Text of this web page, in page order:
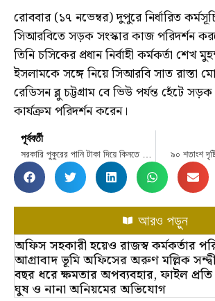
রোববার (১৭ নভেম্বর) দুপুরে নির্ধারিত
সিআরবিতে সড়ক সংস্কার কাজ পরিদর্শন
তিনি চসিকের প্রধান নির্বাহী কর্মকর্তা শেখ
ইসলামকে সঙ্গে নিয়ে সিআরবি সাত রাস্তা
রেডিসন ব্লু চট্টগ্রাম বে ভিউ পর্যন্ত হেঁটে
কার্যক্রম পরিদর্শন করেন।
পূর্ববর্তী
৯০ শতাংশ
আরও পড়ুন
অফিস সহকারী হয়েও রাজস্ব কর্মকর্তার
আগ্রাবাদ ভূমি অফিসের অরুণ মল্লিক
বছর ধরে ক্ষমতার অপব্যবহার, ফাইল
ঘুষ ও নানা অনিয়মের অভিযোগ